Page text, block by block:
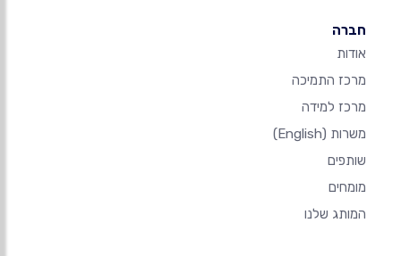
חברה
אודות
מרכז התמיכה
מרכז למידה
משרות (English)
שותפים
מומחים
המותג שלנו